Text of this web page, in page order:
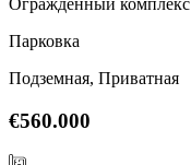
Огражденный комплекс
Парковка
Подземная, Приватная
€560.000